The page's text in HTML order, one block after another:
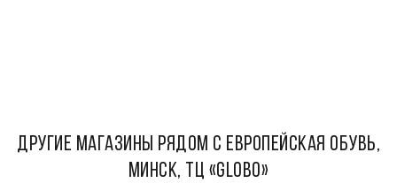
ДРУГИЕ МАГАЗИНЫ РЯДОМ С Европейская обувь,
Минск, ТЦ «Globo»